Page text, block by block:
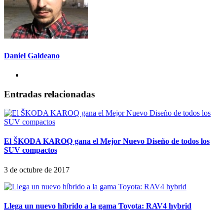
Daniel Galdeano
Entradas relacionadas
El ŠKODA KAROQ gana el Mejor Nuevo Diseño de todos los
SUV compactos
3 de octubre de 2017
Llega un nuevo híbrido a la gama Toyota: RAV4 hybrid